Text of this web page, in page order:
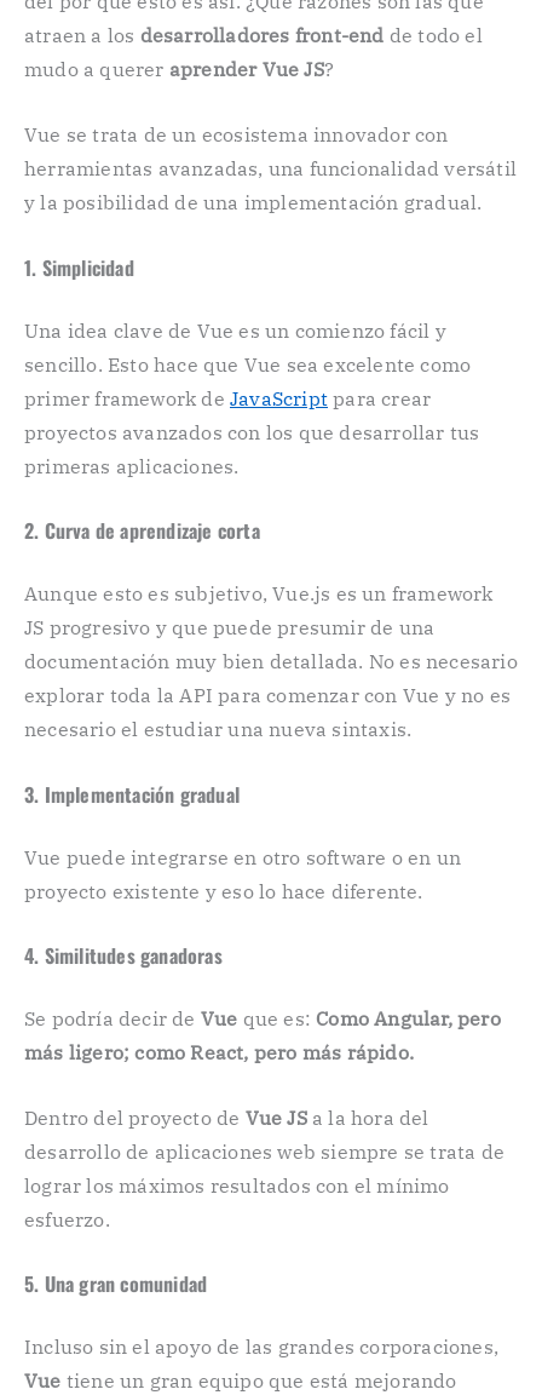
atraen a los desarrolladores front-end de todo el
mudo a querer aprender Vue JS?
Vue se trata de un ecosistema innovador con
herramientas avanzadas, una funcionalidad versátil
y la posibilidad de una implementación gradual.
1. Simplicidad
Una idea clave de Vue es un comienzo fácil y
sencillo. Esto hace que Vue sea excelente como
primer framework de JavaScript para crear
proyectos avanzados con los que desarrollar tus
primeras aplicaciones.
2. Curva de aprendizaje corta
Aunque esto es subjetivo, Vue.js es un framework
JS progresivo y que puede presumir de una
documentación muy bien detallada. No es necesario
explorar toda la API para comenzar con Vue y no es
necesario el estudiar una nueva sintaxis.
3. Implementación gradual
Vue puede integrarse en otro software o en un
proyecto existente y eso lo hace diferente.
4. Similitudes ganadoras
Se podría decir de Vue que es: Como Angular, pero
más ligero; como React, pero más rápido.
Dentro del proyecto de Vue JSa la hora del
desarrollo de aplicaciones web siempre se trata de
lograr los máximos resultados con el mínimo
esfuerzo.
5. Una gran comunidad
Incluso sin el apoyo de las grandes corporaciones,
Vue tiene un gran equipo que está mejorando